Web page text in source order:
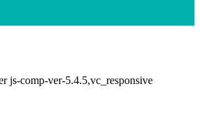
js-comp-ver-5.4.5,vc_responsive